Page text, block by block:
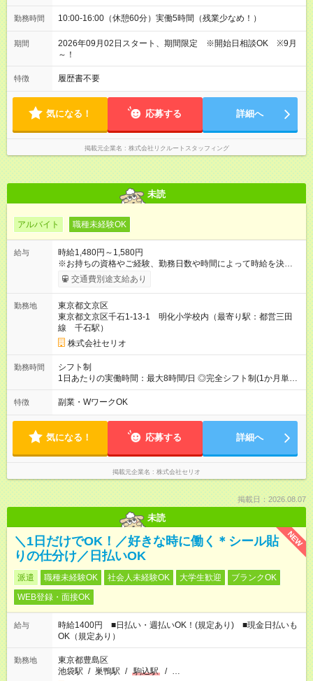
勤務時間 10:00-16:00（休憩60分）実働5時間（残業少なめ！）
期間
2026年09月02日スタート、期間限定 ※開始日相談OK ※9月
～！
特徴 履歴書不要
気になる！ 応募する 詳細へ
掲載元企業名 株式会社リクルートスタッフィング
未読
アルバイト 職種未経験OK
給与
時給1,480円～1,580円
※お持ちの資格やご経験、勤務日数や時間によって時給を決定い
たします。 【試用期間】試用期間あり 試用期間の長さ：3ヶ月
雇用形態、給与は本採用時と同じです。
交通費別途支給あり
勤務地
東京都文京区
東京都文京区千石1-13-1 明化小学校内（最寄り駅：都営三田
線 千石駅）
株式会社セリオ
勤務時間
シフト制
1日あたりの実働時間：最大8時間/日 ◎完全シフト制(1か月単
位)◎ 月～土(週2日～OK) ＜平日＞ 13:15～18:45（実働5.5時
間） ＜土曜＞ 8:00～17:30（実働5～8時間) ＜学校休業日＞
上：45分、8時間以上：60分）
特徴 副業・WワークOK
気になる！ 応募する 詳細へ
掲載元企業名 株式会社セリオ
掲載日：2026.08.07
未読
NEW
＼1日だけでOK！／好きな時に働く＊シール貼
りの仕分け／日払いOK
派遣 職種未経験OK 社会人未経験OK 大学生歓迎
ブランクOK
WEB登録・面接OK
給与
時給1400円 ■日払い・週払いOK！(規定あり) ■現金日払いも
OK（規定あり）
勤務地
東京都豊島区
池袋駅 / 巣鴨駅 / 駒込駅 / …